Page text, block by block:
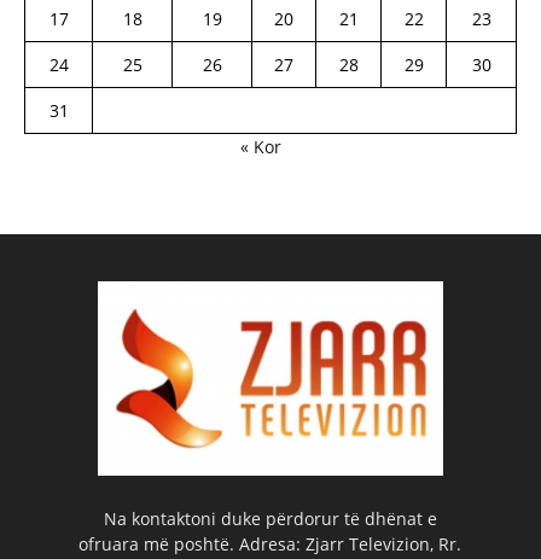
17
18 19 20 21 22
23
24
25 26 27 28 29
30
31
« Kor
Na kontaktoni duke përdorur të dhënat e
ofruara më poshtë. Adresa: Zjarr Televizion, Rr.